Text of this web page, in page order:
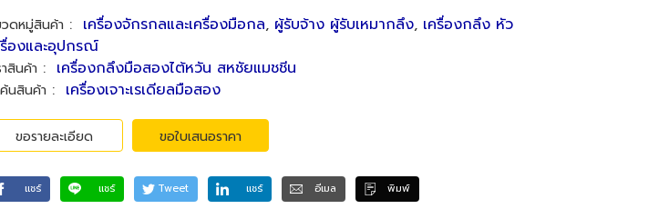
ดหมู่สินค้า: เครื่องจักรกลและเครื่องมือกล, ผู้รับจ้าง ผู้รับเหมากลึง, เครื่องกลึง หัว
รื่องและอุปกรณ์
สินค้า: เครื่องกลึงมือสองไต้หวัน สหชัยแมชชีน
นสินค้า: เครื่องเจาะเรเดียลมือสอง
ขอรายละเอียด ขอใบเสนอราคา
แชร์ แชร์ Tweet แชร์ อีเมล พิมพ์